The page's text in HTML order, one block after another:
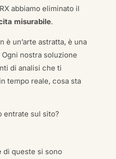
abbiamo eliminato il
misurabile.
è un’arte astratta, è una
nostra soluzione
di analisi che ti
tempo reale, cosa sta
entrate sul sito?
di queste si sono